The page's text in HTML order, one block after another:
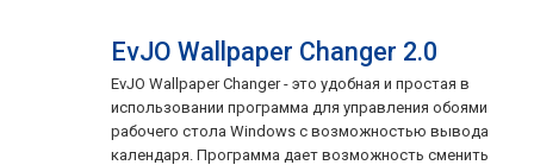
EvJO Wallpaper Changer 2.0
EvJO Wallpaper Changer - это удобная и простая в
использовании программа для управления обоями
рабочего стола Windows с возможностью вывода
календаря. Программа дает возможность сменить